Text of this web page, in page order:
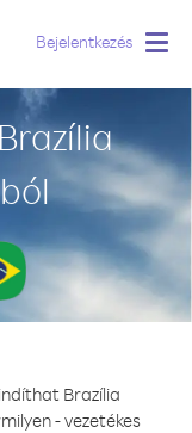
Bejelentkezés
Brazília
- vezetékes